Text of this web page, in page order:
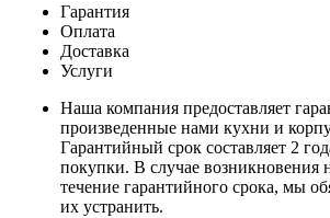
Гарантия
Оплата
Доставка
Услуги
Наша компания предоставляет
произведенные нами кухни и
Гарантийный срок составляет 2
покупки. В случае возникновения
течение гарантийного срока, мы
их устранить.